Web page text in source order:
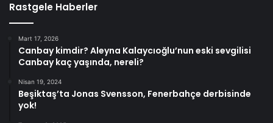
Rastgele Haberler
Mart 17, 2026
Canbay kimdir? Aleyna Kalaycıoğlu’nun eski sevgilisi
Canbay kaç yaşında, nereli?
Nisan 19, 2024
Beşiktaş’ta Jonas Svensson, Fenerbahçe derbisinde
yok!